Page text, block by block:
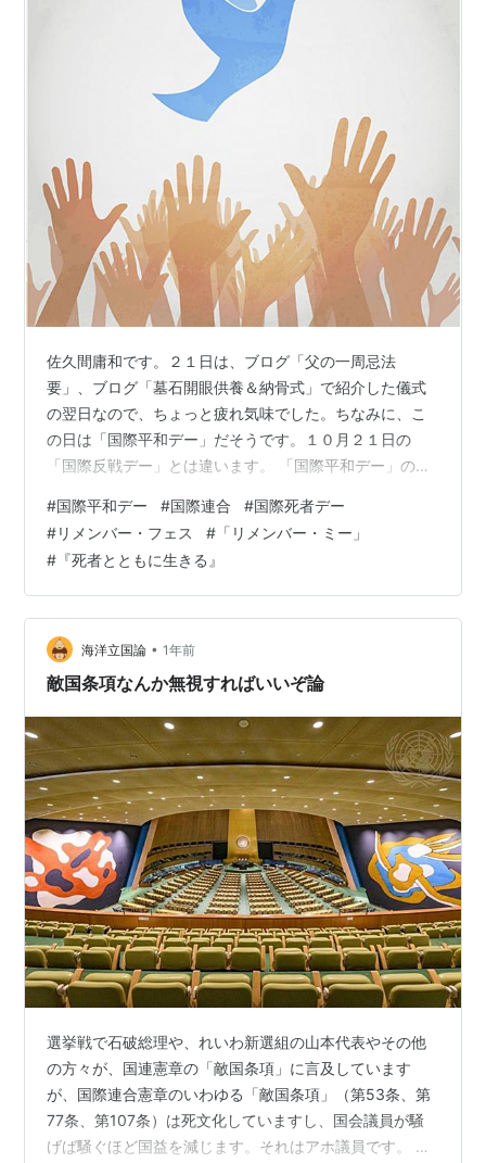
佐久間庸和です。２１日は、ブログ「父の一周忌法
要」、ブログ「墓石開眼供養＆納骨式」で紹介した儀式
の翌日なので、ちょっと疲れ気味でした。ちなみに、こ
の日は「国際平和デー」だそうです。１０月２１日の
「国際反戦デー」とは違います。 「国際平和デー」のイ
が定めた国際平和を記念・推進する日であり、世界中の
人々に対して停戦と非暴力、そして敵対行為の停止を呼
びかけ、平和の大切さや尊さを考えるきっかけとなるこ
とを目的としています。この日は国連本部で「平和の
鐘」を鳴らす特別行事が行われるほか、世界各地で平和
を願う活動が展開されます。 「平和の日」（Ｐｅａｃｅ
…
#国際平和デー #国際連合 #国際死者デー
#リメンバー・フェス # 「リメンバー・ミー」
# 『死者とともに生きる』
海洋立国論 • 1年前
敵国条項なんか無視すればいいぞ論
選挙戦で石破総理や、れいわ新選組の山本代表やその他
の方々が、国連憲章の「敵国条項」に言及しています
が、国際連合憲章のいわゆる「敵国条項」（第53条、第
77条、第107条）は死文化していますし、国会議員が騒
げば騒ぐほど国益を減じます。それはアホ議員です。 そ